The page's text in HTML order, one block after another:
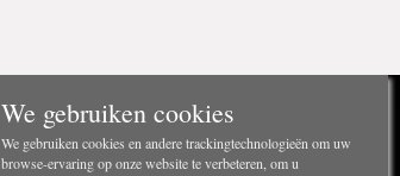
We gebruiken cookies
We gebruiken cookies en andere trackingtechnologieën om uw
browse-ervaring op onze website te verbeteren, om u